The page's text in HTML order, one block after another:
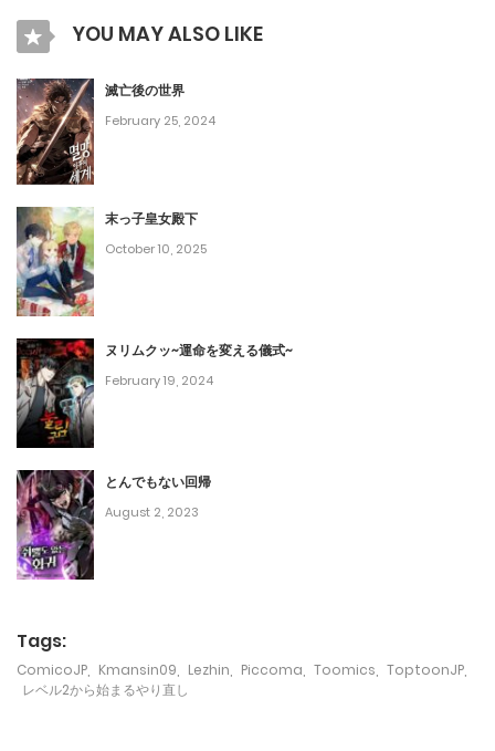
January 7, 2024
第82話
December 31, 2023
第81話
December 24, 2023
第80話
December 10, 2023
第79話
December 3, 2023
第78話
November 26, 2023
第77話
November 23, 2023
第76話
November 21, 2023
YOU MAY ALSO LIKE
滅亡後の世界
February 25, 2024
末っ子皇女殿下
October 10, 2025
ヌリムクッ~運命を変える儀式~
February 19, 2024
とんでもない回帰
August 2, 2023
Tags:
ComicoJP Kmansin09 Lezhin Piccoma Toomics ToptoonJP
レベル2から始まるやり直し